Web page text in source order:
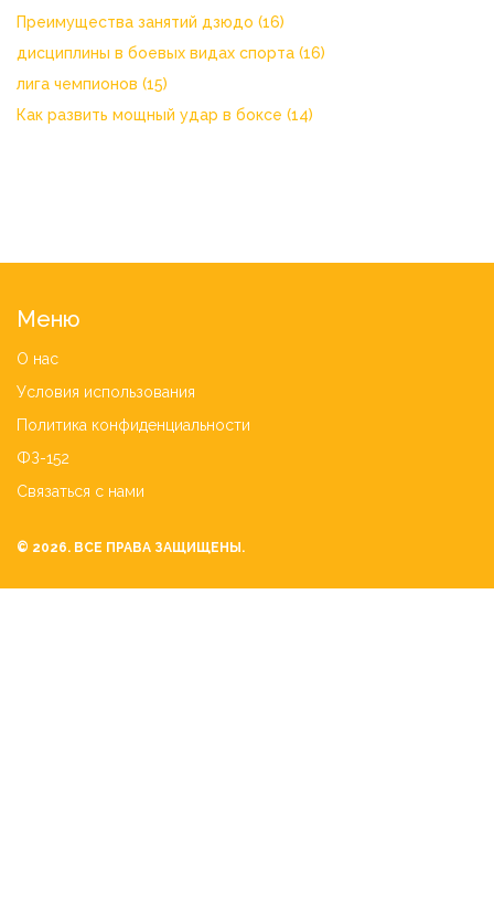
Преимущества занятий дзюдо (16)
дисциплины в боевых видах спорта (16)
лига чемпионов (15)
Как развить мощный удар в боксе (14)
Меню
О нас
Условия использования
Политика конфиденциальности
ФЗ-152
Связаться с нами
© 2026. ВСЕ ПРАВА ЗАЩИЩЕНЫ.